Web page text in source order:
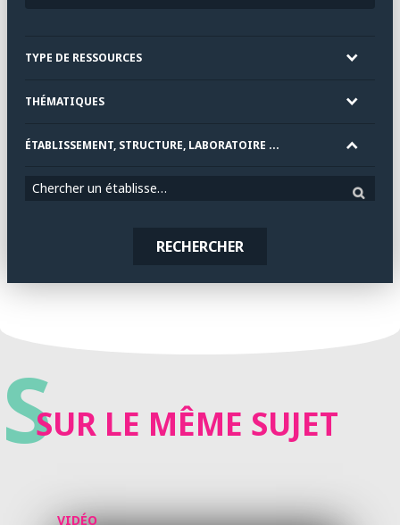
TYPE DE RESSOURCES
THÉMATIQUES
ÉTABLISSEMENT, STRUCTURE, LABORATOIRE ...
Chercher un établissement
RECHERCHER
SSUR LE MÊME SUJET
VIDÉO